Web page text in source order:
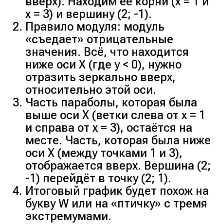
x = 3) и вершину (2; -1).
Правило модуля: модуль
«съедает» отрицательные
значения. Всё, что находится
ниже оси X (где y < 0), нужно
отразить зеркально вверх,
относительно этой оси.
Часть параболы, которая была
выше оси X (ветки слева от x = 1
и справа от x = 3), остаётся на
месте. Часть, которая была ниже
оси X (между точками 1 и 3),
отображается вверх. Вершина (2;
-1) перейдёт в точку (2; 1).
Итоговый график будет похож на
букву W или на «птичку» с тремя
экстремумами.